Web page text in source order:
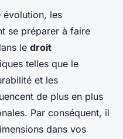
évolution, les
se préparer à faire
le droit
telles que le
et les
de plus en plus
Par conséquent, il
dans vos